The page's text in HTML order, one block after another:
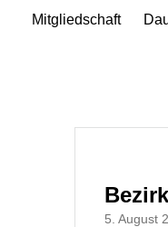
Mitgliedschaft
5. August